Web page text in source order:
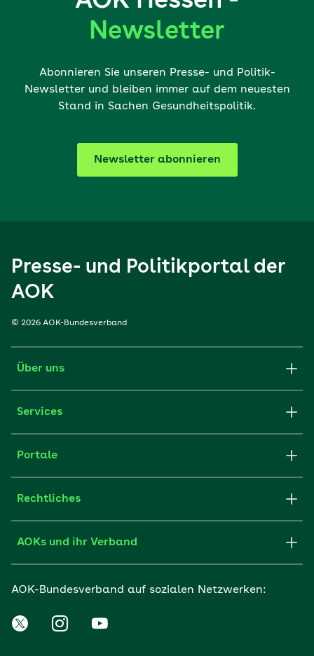
Newsletter
Abonnieren Sie unseren Presse- und Politik-
Newsletter und bleiben immer auf dem neuesten
Stand in Sachen Gesundheitspolitik.
Newsletter abonnieren
Presse- und Politikportal der
AOK
© 2026 AOK-Bundesverband
Über uns
Services
Portale
Rechtliches
AOKs und ihr Verband
AOK-Bundesverband auf sozialen Netzwerken: